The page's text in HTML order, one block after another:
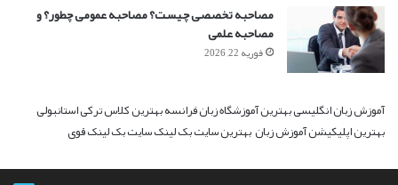
مصاحبه تخصصی چیست؟ مصاحبه عمومی چطور؟ و
مصاحبه علمی
فوریه 22, 2026
آموزش زبان انگلیسیبهترین آموزشگاه زبان فرانسهبهترین کلاس ترکی استانبولی
بهترین اپلیکیشن آموزش زبانبهترین سایت بک لینکسایت بک لینک قوی